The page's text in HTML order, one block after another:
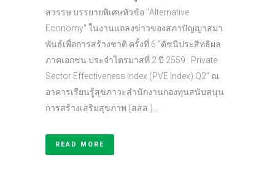
สวรรษ บรรยายพิเศษหัวข้อ "Alternative
Economy" ในงานแถลงข่าวของสภาปัญญาสมา
พันธ์เพื่อการสร้างชาติ ครั้งที่ 6 “ดัชนีประสิทธิผล
ภาคเอกชน ประจำไตรมาสที่ 2 ปี 2559 : Private
Sector Effectiveness Index (PVE Index) Q2” ณ
อาคารเรียนรู้สุขภาวะสำนักงานกองทุนสนับสนุน
การสร้างเสริมสุขภาพ (สสส.)...
READ MORE